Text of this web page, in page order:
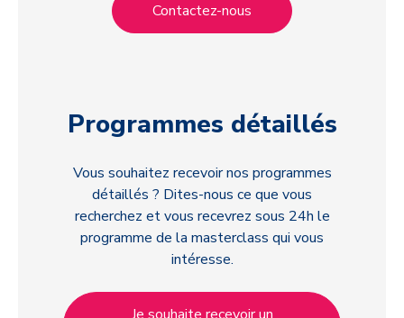
Contactez-nous
Programmes détaillés
Vous souhaitez recevoir nos programmes
détaillés ? Dites-nous ce que vous
recherchez et vous recevrez sous 24h le
programme de la masterclass qui vous
intéresse.